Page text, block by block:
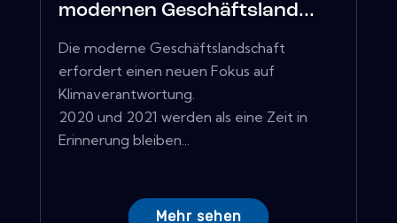
modernen Geschäftsland...
Die moderne Geschäftslandschaft
erfordert einen neuen Fokus auf
Klimaverantwortung.
2020 und 2021 werden als eine Zeit in
Erinnerung bleiben...
Mehr sehen